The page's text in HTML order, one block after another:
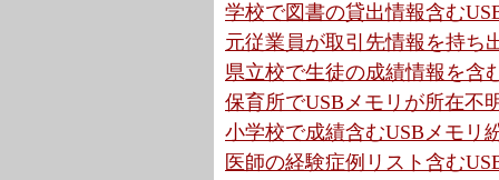
学校で図書の貸出情報含む
元従業員が取引先情報を持ち
県立校で生徒の成績情報を含
保育所でUSBメモリが所在不
小学校で成績含むUSBメモリ
医師の経験症例リスト含む